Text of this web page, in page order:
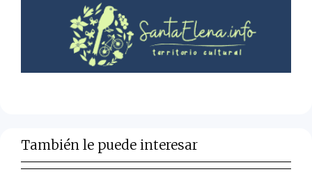
También le puede interesar